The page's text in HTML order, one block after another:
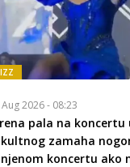
2026 - 08:23
pala na koncertu
zamaha
koncertu ako